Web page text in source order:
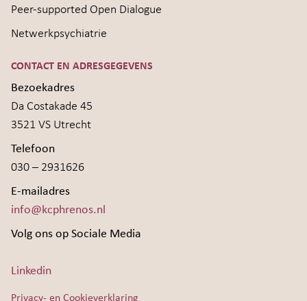
Peer-supported Open Dialogue
Netwerkpsychiatrie
CONTACT EN ADRESGEGEVENS
Bezoekadres
Da Costakade 45
3521 VS Utrecht
Telefoon
030 – 2931626
E-mailadres
info@kcphrenos.nl
Volg ons op Sociale Media
Linkedin
Privacy- en Cookieverklaring